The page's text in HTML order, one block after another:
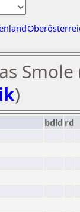
Smole
)
bdld rd